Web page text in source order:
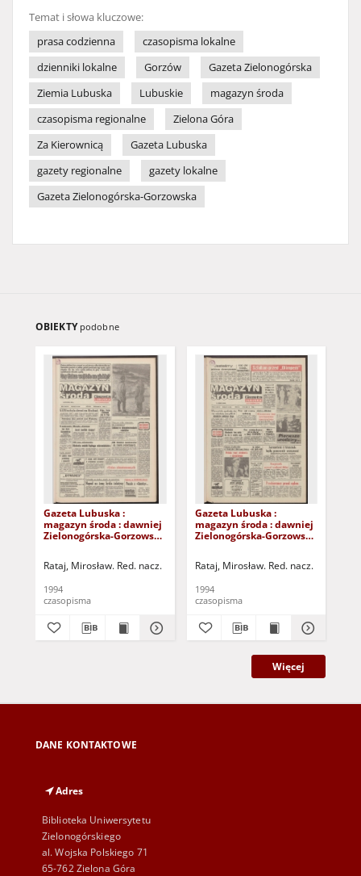
Temat i słowa kluczowe:
prasa codzienna
czasopisma lokalne
dzienniki lokalne
Gorzów
Gazeta Zielonogórska
Ziemia Lubuska
Lubuskie
magazyn środa
czasopisma regionalne
Zielona Góra
Za Kierownicą
Gazeta Lubuska
gazety regionalne
gazety lokalne
Gazeta Zielonogórska-Gorzowska
OBIEKTY podobne
Gazeta Lubuska :
magazyn środa : dawniej
Zielonogórska-Gorzowska
1
Rataj, Mirosław. Red. nacz.
1994
czasopisma
Gazeta Lubuska :
magazyn środa : dawniej
Zielonogórska-Gorzowska
Rataj, Mirosław. Red. nacz.
1994
czasopisma
Więcej
DANE KONTAKTOWE
Adres
Biblioteka Uniwersytetu
Zielonogórskiego
al. Wojska Polskiego 71
65-762 Zielona Góra